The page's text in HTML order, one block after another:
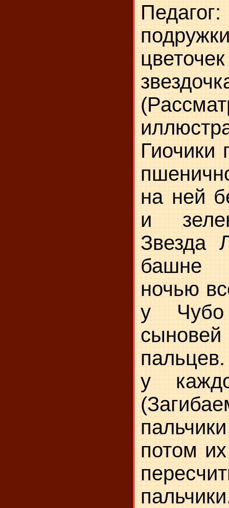
Гиочики
на ней
и
Звезда
башне
ночью
у
у
потом